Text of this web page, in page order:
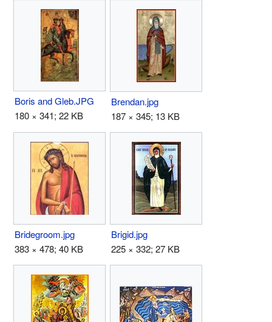
Boris and Gleb.JPG
180 × 341; 22 KB
Brendan.jpg
187 × 345; 13 KB
Bridegroom.jpg
383 × 478; 40 KB
Brigid.jpg
225 × 332; 27 KB